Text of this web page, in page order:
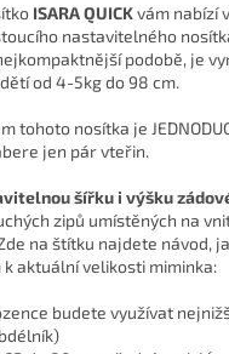
ISARA QUICKvám nabízí
nastavitelného
podobě, je
od 4-5kg do 98 cm.
tohoto nosítka je
jen pár vteřin.
šířku i výšku
zipů umístěných na
na štítku najdete návod,
aktuální velikosti miminka:
budete využívat